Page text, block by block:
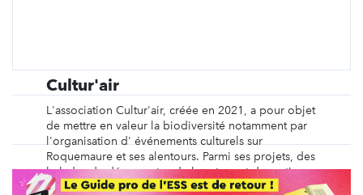
Cultur'air
L'association Cultur'air, créée en 2021, a pour objet
de mettre en valeur la biodiversité notamment par
l'organisation d' événements culturels sur
Roquemaure et ses alentours. Parmi ses projets, des
balades de découvertes de la nature et des actions
de sensibilisation à l'environnement, envers tous ...